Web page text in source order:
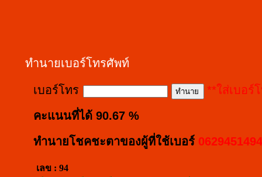
ทำนายเบอร์โทรศัพท์
เบอร์โทร
**ใส่เบอร์
คะแนนที่ได้ 90.67 %
ทำนายโชคชะตาของผู้ที่ใช้เบอร์
เลข : 94